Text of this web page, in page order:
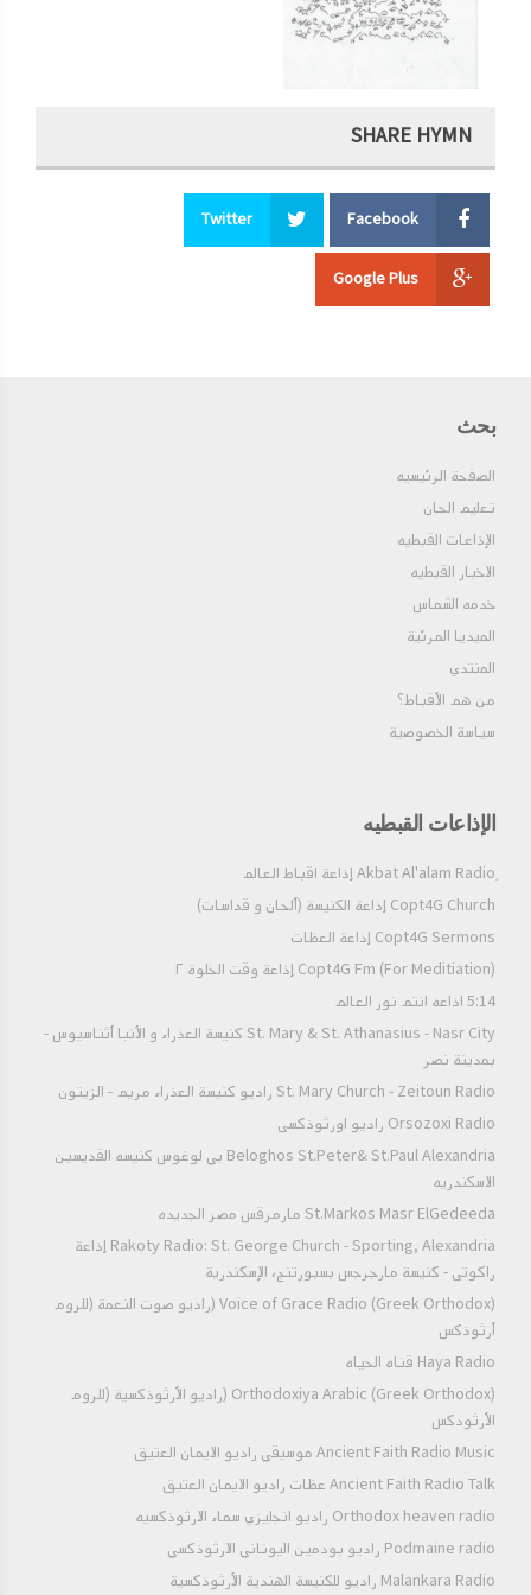
SHARE HYMN
Facebook
Twitter
Google Plus
بحث
الصفحة الرئيسيه
تعليم الحان
الإذاعات القبطيه
الاخبار القبطيه
خدمه الشماس
الميديا المرئية
المنتدي
من هم الأقباط؟‎
سياسة الخصوصية
الإذاعات القبطيه
Copt4G Church إذاعة الكنيسة (ألحان و قداسات)
Copt4G Sermons إذاعة العظات
Copt4G Fm (For Meditiation) إذاعة وقت الخلوة ٢
5:14 اذاعه انتم نور العالم
St. Mary & St. Athanasius - Nasr City كنيسة العذراء و الأنبا أثناسيوس -
بمدينة نصر
St. Mary Church - Zeitoun Radio راديو كنيسة العذراء مريم - الزيتون
Orsozoxi Radio راديو اورثوذكسى
Beloghos St.Peter& St.Paul Alexandria بي لوغوس كنيسه القديسين
الاسكندريه
St.Markos Masr ElGedeeda مارمرقس مصر الجديده
Rakoty Radio: St. George Church - Sporting, Alexandria إذاعة
راكوتى - كنيسة مارجرجس بسبورتنج، الإسكندرية
Voice of Grace Radio (Greek Orthodox) (راديو صوت النعمة (للروم
أرثوذكس
Haya Radio قناه الحياه
Orthodoxiya Arabic (Greek Orthodox) (راديو الأرثوذكسية (للروم
الأرثودكس
Ancient Faith Radio Music موسيقي راديو الايمان العتيق
Ancient Faith Radio Talk عظات راديو الايمان العتيق
Orthodox heaven radio راديو انجليزي سماء الارثوذكسيه
Podmaine radio راديو بودمين اليوناني الارثوذكسي
Malankara Radio راديو للكنيسة الهندية الأرثوذكسية